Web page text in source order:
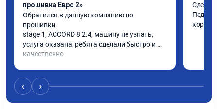
прошивка Евро 2»
Обратился в данную компанию по
прошивки
stage 1, ACCORD 8 2.4, машину не узнать,
услуга оказана, ребята сделали быстро и
качественно
Педаль
‹ ›